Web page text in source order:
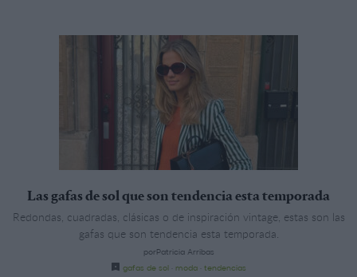
Las gafas de sol que son tendencia esta temporada
Redondas, cuadradas, clásicas o de inspiración vintage, estas son las
gafas que son tendencia esta temporada.
porPatricia Arribas
gafas de sol
moda tendencias